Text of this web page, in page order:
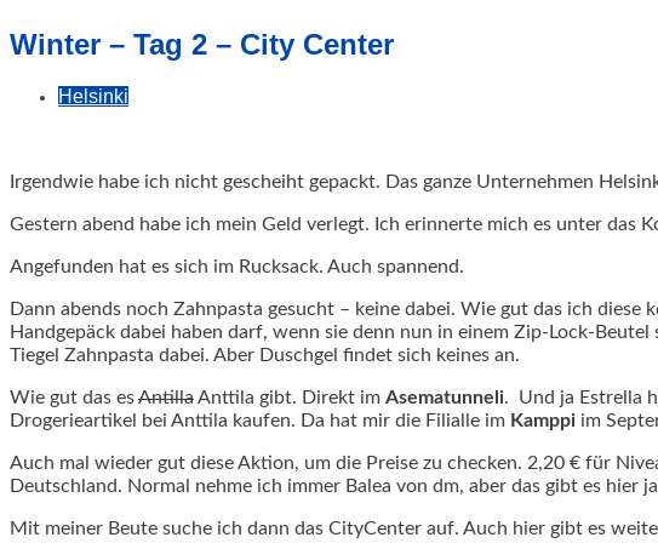
Winter – Tag 2 – City Center
Helsinki
Irgendwie habe ich nicht gescheiht gepackt. Das ganze Unternehmen
Gestern abend habe ich mein Geld verlegt. Ich erinnerte mich es unter das
Angefunden hat es sich im Rucksack. Auch spannend.
Dann abends noch Zahnpasta gesucht – keine dabei. Wie gut das ich diese
Handgepäck dabei haben darf, wenn sie denn nun in einem Zip-Lock-
Tiegel Zahnpasta dabei. Aber Duschgel findet sich keines an.
Wie gut das esAntillaAnttila gibt. Direkt im Asematunneli. Und ja Estrella
Drogerieartikel bei Anttila kaufen. Da hat mir die Filialle im Kamppi im
Auch mal wieder gut diese Aktion, um die Preise zu checken. 2,20 € für
Deutschland. Normal nehme ich immer Balea von dm, aber das gibt es hier
Mit meiner Beute suche ich dann das CityCenter auf. Auch hier gibt es